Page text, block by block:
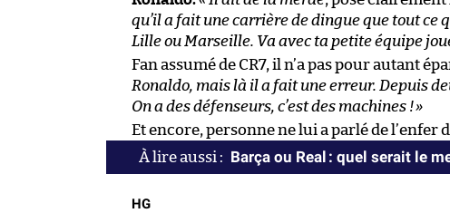
qu’il a fait une carrière de dingue que tout ce
Lille ou Marseille. Va avec ta petite équipe
Fan assumé de CR7, il n’a pas pour autant
Ronaldo, mais là il a fait une erreur. Depuis
On a des défenseurs, c’est des machines !»
Et encore, personne ne lui a parlé de l’enfer
Barça ou Real : quel serait le
HG